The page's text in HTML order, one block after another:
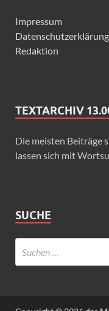
Impressum
Datenschutzerklärung
Redaktion
TEXTARCHIV
Die meisten Beiträge
lassen sich mit
SUCHE